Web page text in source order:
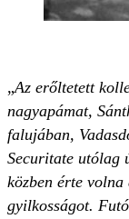
„Az erőltetett
nagyapámat,
falujában,
Securitate utólag
közben érte
gyilkosságot.